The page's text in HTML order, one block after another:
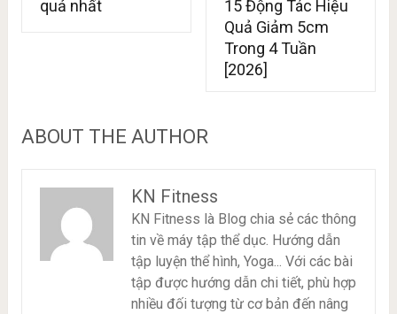
quả nhất
15 Động Tác Hiệu
Quả Giảm 5cm
Trong 4 Tuần
[2026]
ABOUT THE AUTHOR
KN Fitness
KN Fitness là Blog chia sẻ các thông
tin về máy tập thể dục. Hướng dẫn
tập luyện thể hình, Yoga... Với các bài
tập được hướng dẫn chi tiết, phù hợp
nhiều đối tượng từ cơ bản đến nâng